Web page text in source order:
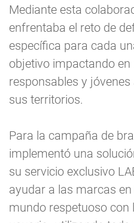
Mediante esta
enfrentaba el reto de
específica para cada
objetivo impactando en
responsables y
sus territorios.
Para la campaña de
implementó una
su servicio exclusivo
ayudar a las marcas
mundo respetuoso con